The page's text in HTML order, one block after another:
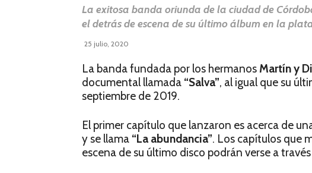
La exitosa banda oriunda de la ciudad de
el detrás de escena de su último álbum en la
25 julio, 2020
La banda fundada por los hermanos Martín y
documental llamada “Salva”, al igual que su
septiembre de 2019.
El primer capítulo que lanzaron es acerca de
y se llama “La abundancia”. Los capítulos que
escena de su último disco podrán verse a